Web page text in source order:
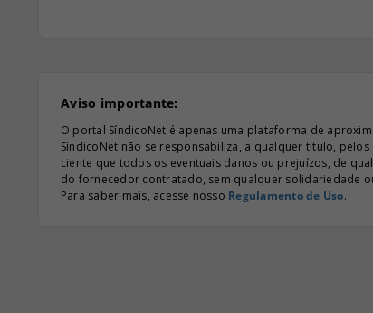
Aviso importante:
O portal SíndicoNet é apenas uma plataforma de
SíndicoNet não se responsabiliza, a qualquer título,
ciente que todos os eventuais danos ou prejuízos, de
do fornecedor contratado, sem qualquer solidariedade
Para saber mais, acesse nosso Regulamento de Uso.